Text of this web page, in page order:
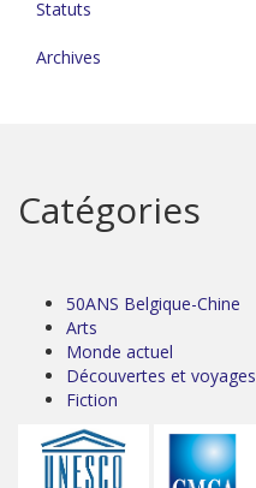
Statuts
Archives
Catégories
50ANS Belgique-Chine
Arts
Monde actuel
Découvertes et voyages
Fiction